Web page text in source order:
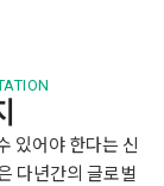
있어야 한다는 신
다년간의 글로벌